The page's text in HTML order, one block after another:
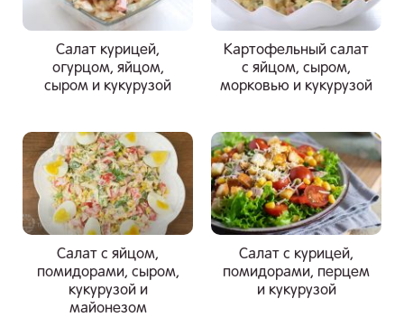
Салат курицей,
огурцом, яйцом,
сыром и кукурузой
Картофельный салат
с яйцом, сыром,
морковью и кукурузой
Салат с яйцом,
помидорами, сыром,
кукурузой и
майонезом
Салат с курицей,
помидорами, перцем
и кукурузой